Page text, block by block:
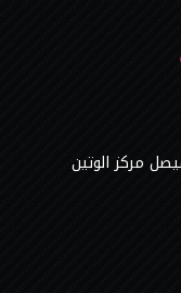
مركز الوتين